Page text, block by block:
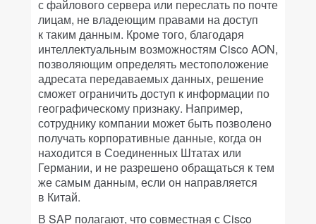
с файлового сервера или переслать по почте
лицам, не владеющим правами на доступ
к таким данным. Кроме того, благодаря
интеллектуальным возможностям Cisco AON,
позволяющим определять местоположение
адресата передаваемых данных, решение
сможет ограничить доступ к информации по
географическому признаку. Например,
сотруднику компании может быть позволено
получать корпоративные данные, когда он
находится в Соединенных Штатах или
Германии, и не разрешено обращаться к тем
же самым данным, если он направляется
в Китай.
В SAP полагают, что совместная с Сisco